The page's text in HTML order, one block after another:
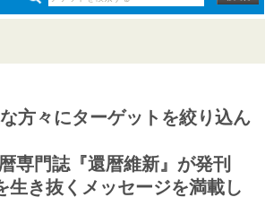
方々にターゲットを絞り込ん
専門誌『還暦維新』が発刊
生き抜くメッセージを満載し